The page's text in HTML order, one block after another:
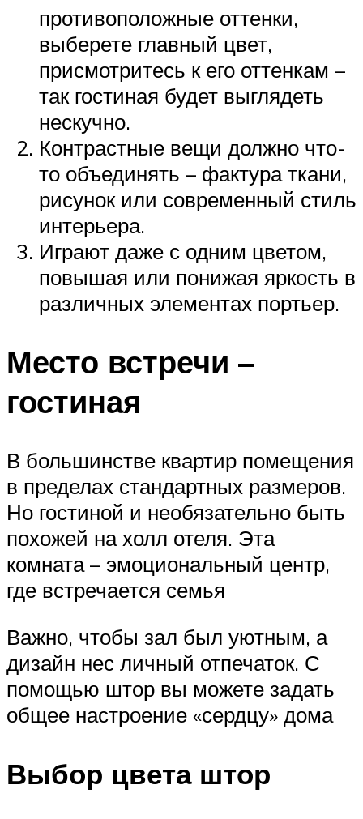
противоположные оттенки,
выберете главный цвет,
присмотритесь к его оттенкам –
так гостиная будет выглядеть
нескучно.
Контрастные вещи должно что-
то объединять – фактура ткани,
рисунок или современный стиль
интерьера.
Играют даже с одним цветом,
повышая или понижая яркость в
различных элементах портьер.
Место встречи –
гостиная
В большинстве квартир помещения
в пределах стандартных размеров.
Но гостиной и необязательно быть
похожей на холл отеля. Эта
комната – эмоциональный центр,
где встречается семья
Важно, чтобы зал был уютным, а
дизайн нес личный отпечаток. С
помощью штор вы можете задать
общее настроение «сердцу» дома
Выбор цвета штор